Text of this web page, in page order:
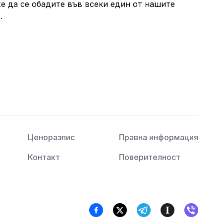
да се обадите във всеки един от нашите
.
Ценоразпис
Контакт
Правна информация
Поверителност